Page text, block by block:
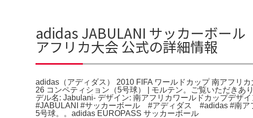
adidas JABULANI サッカーボー
アフリカ大会 公式の詳細情報
adidas（アディダス） 2010 FIFA ワールドカップ 南アフリ
26 コンペティション（5号球） | モルテン。ご覧いただき
デル名: Jabulani- デザイン: 南アフリカワールドカップデザ
#JABULANI #サッカーボール #アディダス #adidas #南ア
5号球。。adidas EUROPASS サッカーボール